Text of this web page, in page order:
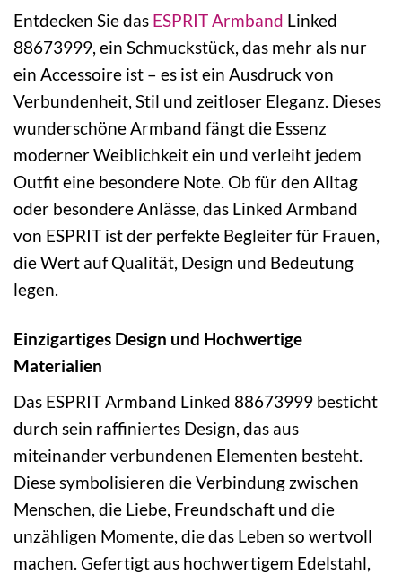
Entdecken Sie das ESPRITArmband Linked
88673999, ein Schmuckstück, das mehr als nur
ein Accessoire ist – es ist ein Ausdruck von
Verbundenheit, Stil und zeitloser Eleganz. Dieses
wunderschöne Armband fängt die Essenz
moderner Weiblichkeit ein und verleiht jedem
Outfit eine besondere Note. Ob für den Alltag
oder besondere Anlässe, das Linked Armband
von ESPRIT ist der perfekte Begleiter für Frauen,
die Wert auf Qualität, Design und Bedeutung
legen.
Einzigartiges Design und Hochwertige
Materialien
Das ESPRIT Armband Linked 88673999 besticht
durch sein raffiniertes Design, das aus
miteinander verbundenen Elementen besteht.
Diese symbolisieren die Verbindung zwischen
Menschen, die Liebe, Freundschaft und die
unzähligen Momente, die das Leben so wertvoll
machen. Gefertigt aus hochwertigem Edelstahl,